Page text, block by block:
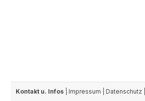
Kontakt u. Infos Impressum Datenschutz